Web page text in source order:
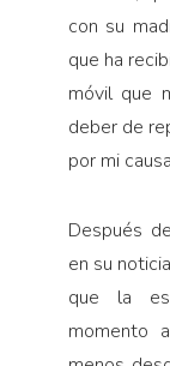
con su
que ha
móvil que
deber de
por mi
Después
en su
que la
momento